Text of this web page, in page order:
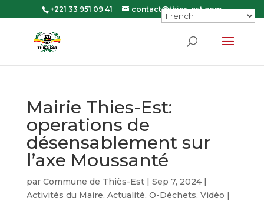
+221 33 951 09 41 contact@thies-est.com
Mairie Thies-Est:
operations de
désensablement sur
l’axe Moussanté
par Commune de Thiès-Est| Sep 7, 2024|
Activités du Maire, Actualité, O-Déchets, Vidéo |